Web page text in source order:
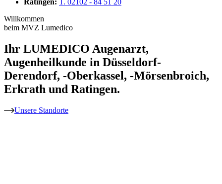
Ratingen: T. 02102 - 84 51 20
Willkommen
beim MVZ Lumedico
Ihr LUMEDICO Augenarzt,
Augenheilkunde in Düsseldorf-
Derendorf, -Oberkassel, -Mörsenbroich,
Erkrath und Ratingen.
Unsere Standorte